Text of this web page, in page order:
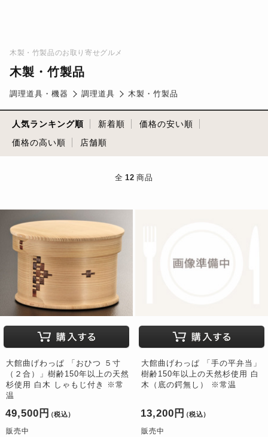
木製・竹製品のお取り寄せグルメ
木製・竹製品
調理道具・機器 調理道具 木製・竹製品
人気ランキング順 新着順
価格の安い順
価格の高い順
店舗順
全 12 商品
大館曲げわっぱ 「おひつ ５寸
（２合）」樹齢150年以上の天然
杉使用 白木 しゃもじ付き ※常
温
49,500円 （税込）
販売中
大館曲げわっぱ 「手の平弁当」
樹齢150年以上の天然杉使用 白
木（底の鍔無し） ※常温
13,200円 （税込）
販売中